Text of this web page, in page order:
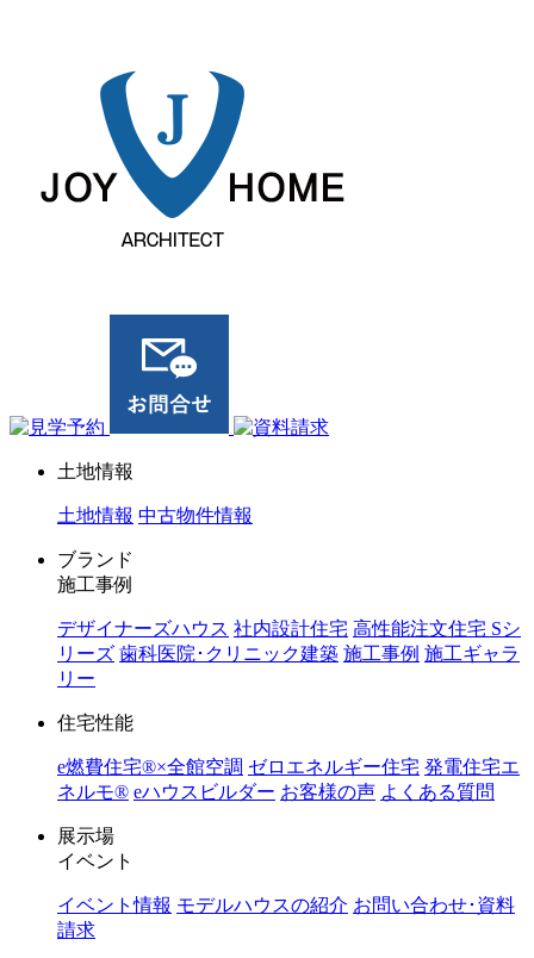
土地情報
土地情報 中古物件情報
ブランド
施工事例
デザイナーズハウス 社内設計住宅 高性能注文住宅 Sシ
リーズ 歯科医院･クリニック建築 施工事例 施工ギャラ
リー
住宅性能
e燃費住宅®︎×全館空調 ゼロエネルギー住宅 発電住宅エ
ネルモ®︎ eハウスビルダー お客様の声 よくある質問
展示場
イベント
イベント情報 モデルハウスの紹介 お問い合わせ･資料
請求